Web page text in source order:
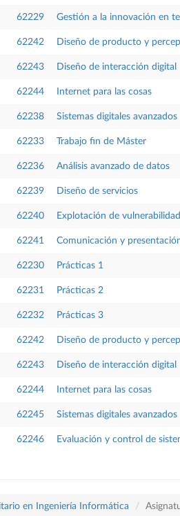
62229 Gestión a la innovación en
62242 Diseño de producto y
62243 Diseño de interacción digital
62244 Internet para las cosas
62238 Sistemas digitales avanzados
62233 Trabajo fin de Máster
62236 Análisis avanzado de datos
62239 Diseño de servicios
62240 Explotación de
62241 Comunicación y
62230 Prácticas 1
62231 Prácticas 2
62232 Prácticas 3
62242 Diseño de producto y
62243 Diseño de interacción digital
62244 Internet para las cosas
62245 Sistemas digitales avanzados
62246 Evaluación y control de
en Ingeniería Informática